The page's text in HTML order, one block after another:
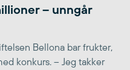
– unngår
Bellona bar frukter,
konkurs. – Jeg takker